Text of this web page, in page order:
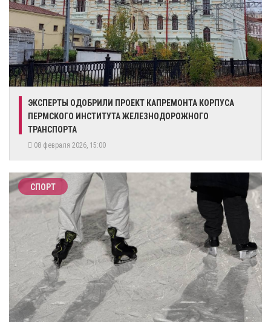
​ЭКСПЕРТЫ ОДОБРИЛИ ПРОЕКТ КАПРЕМОНТА КОРПУСА
ПЕРМСКОГО ИНСТИТУТА ЖЕЛЕЗНОДОРОЖНОГО
ТРАНСПОРТА
08 февраля 2026, 15:00
СПОРТ